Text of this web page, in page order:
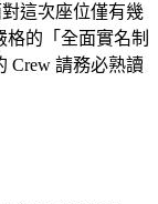
這次座位僅有幾
的「全面實名制
Crew 請務必熟讀